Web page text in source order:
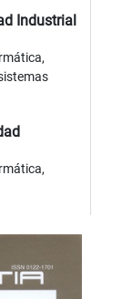
Industrial